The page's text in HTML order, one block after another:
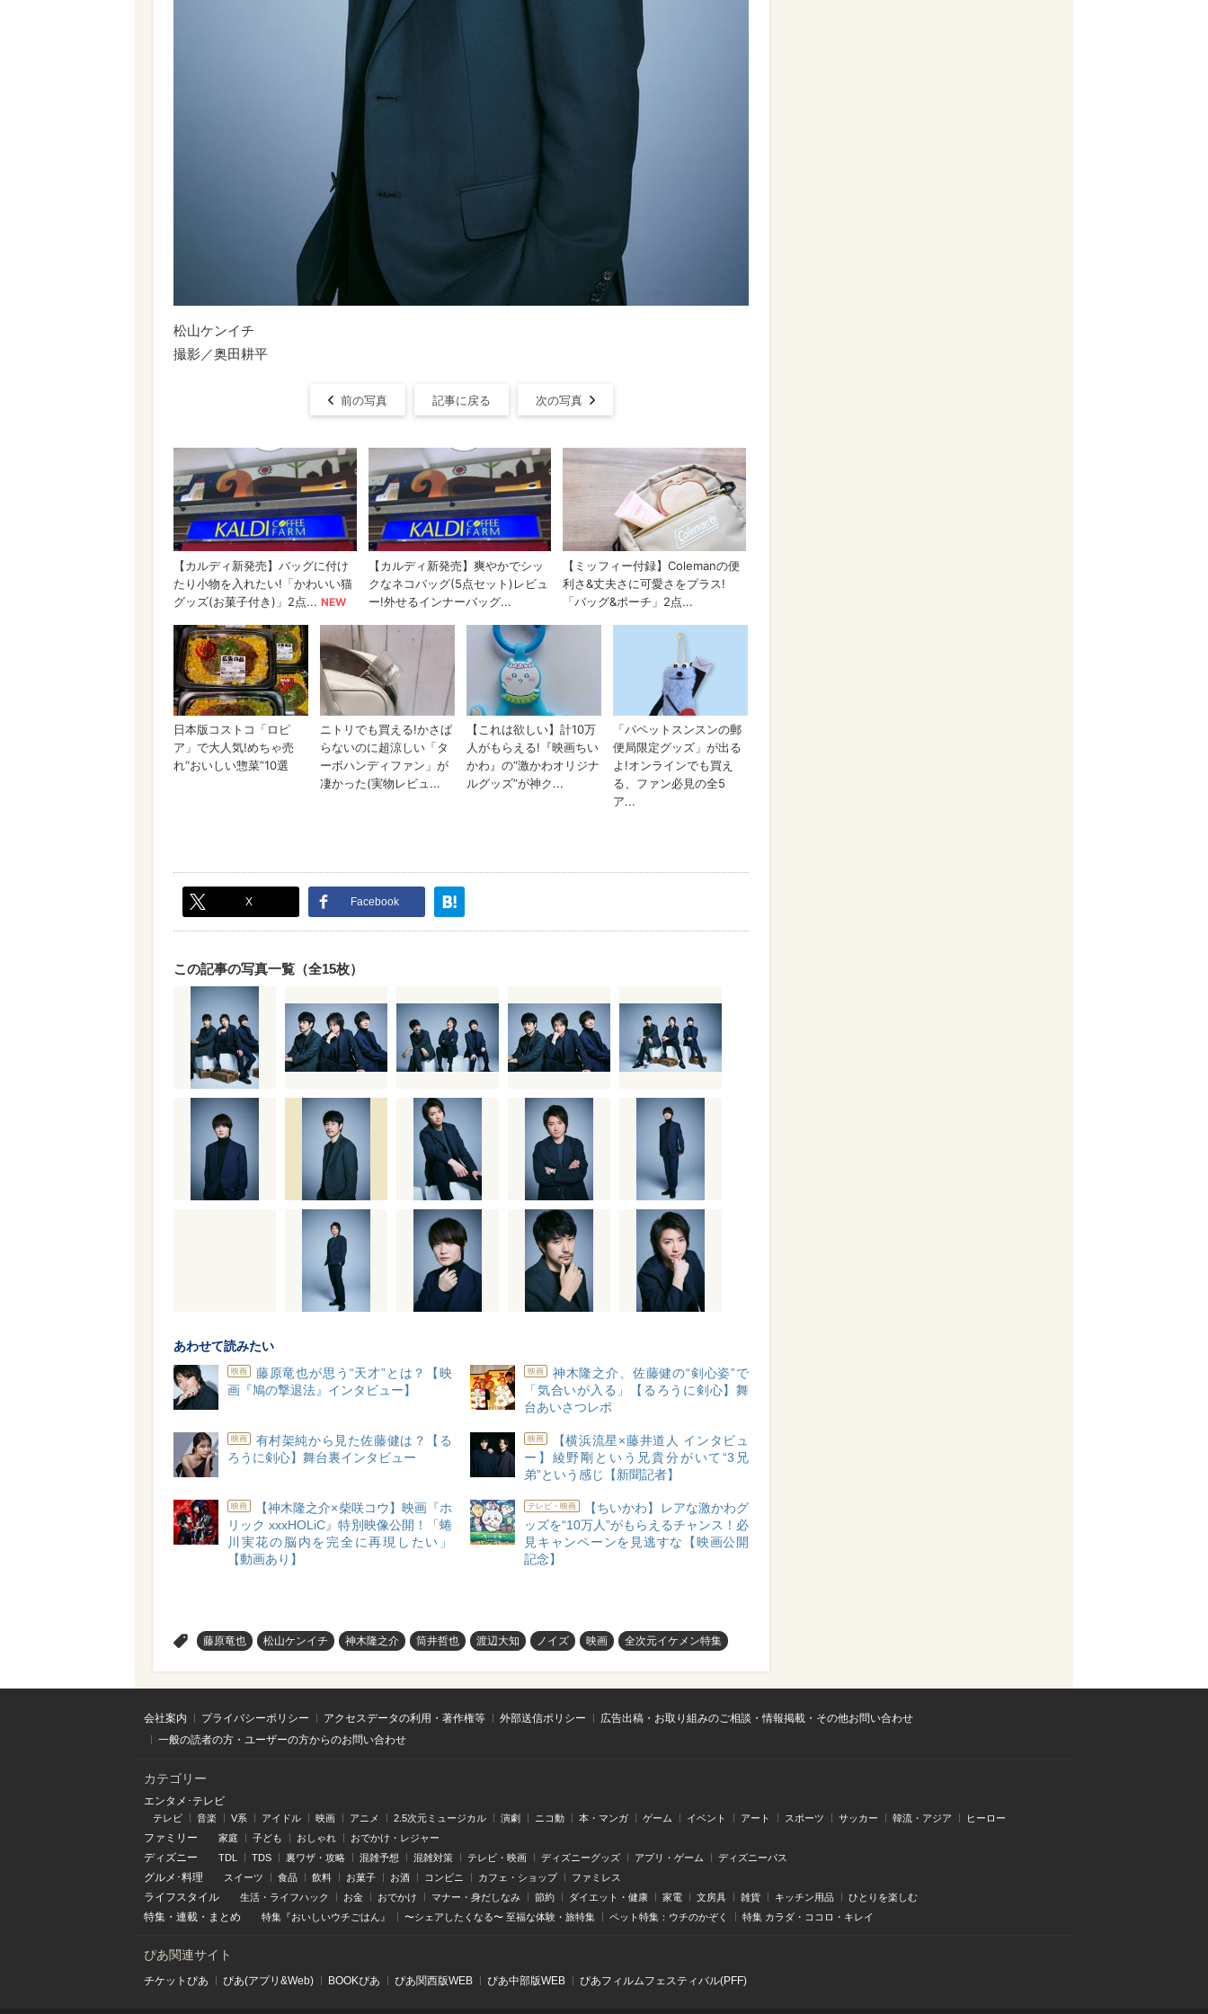
松山ケンイチ
撮影／奥田耕平
前の写真 記事に戻る 次の写真
X Facebook
この記事の写真一覧（全15枚）
あわせて読みたい
映画
藤原竜也が思う“天才”とは？【映
画『鳩の撃退法』インタビュー】
映画
神木隆之介、佐藤健の“剣心姿”で
「気合いが入る」【るろうに剣心】舞
台あいさつレポ
映画
有村架純から見た佐藤健は？【る
ろうに剣心】舞台裏インタビュー
映画
【横浜流星×藤井道人 インタビュ
ー】綾野剛という兄貴分がいて“3兄
弟”という感じ【新聞記者】
映画
【神木隆之介×柴咲コウ】映画『ホ
リック xxxHOLiC』特別映像公開！「蜷
川実花の脳内を完全に再現したい」
【動画あり】
テレビ・映画
【ちいかわ】レアな激かわグ
ッズを“10万人”がもらえるチャンス！必
見キャンペーンを見逃すな【映画公開
記念】
藤原竜也 松山ケンイチ 神木隆之介 筒井哲也 渡辺大知 ノイズ 映画 全次元イケメン特集
会社案内 プライバシーポリシー アクセスデータの利用・著作権等 外部送信ポリシー
広告出稿・お取り組みのご相談・情報掲載・その他お問い合わせ
一般の読者の方・ユーザーの方からのお問い合わせ
カテゴリー
エンタメ･テレビ
テレビ 音楽 V系 アイドル 映画 アニメ 2.5次元ミュージカル 演劇 ニコ動 本・マンガ ゲーム イベント アート スポーツ サッカー 韓流・アジア ヒーロー
ファミリー 家庭 子ども おしゃれ おでかけ・レジャー
ディズニー TDL TDS 裏ワザ・攻略 混雑予想 混雑対策 テレビ・映画 ディズニーグッズ アプリ・ゲーム ディズニーパス
グルメ･料理 スイーツ 食品 飲料 お菓子 お酒 コンビニ カフェ・ショップ ファミレス
ライフスタイル 生活・ライフハック お金 おでかけ マナー・身だしなみ 節約 ダイエット・健康 家電 文房具 雑貨 キッチン用品 ひとりを楽しむ
特集 ・ 連載 ・ まとめ 特集『おいしいウチごはん』 〜シェアしたくなる〜 至福な体験・旅特集 ペット特集：ウチのかぞく 特集 カラダ・ココロ・キレイ
ぴあ関連サイト
チケットぴあ ぴあ(アプリ&Web) BOOKぴあ ぴあ関⻄版WEB ぴあ中部版WEB ぴあフィルムフェスティバル(PFF)